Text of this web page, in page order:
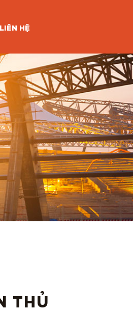
LIÊN HỆ
THỦ